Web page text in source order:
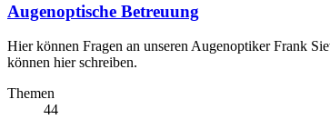
Augenoptische Betreuung
Hier können Fragen an unseren Augenoptiker Frank
können hier schreiben.
Themen
44